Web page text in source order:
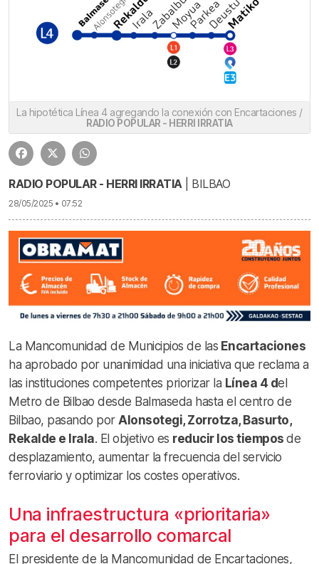
La hipotética Línea 4 agregando la conexión con Encartaciones /
RADIO POPULAR - HERRI IRRATIA
RADIO POPULAR - HERRI IRRATIA| BILBAO
28/05/2025 • 07:52
La Mancomunidad de Municipios de las Encartaciones
ha aprobado por unanimidad una iniciativa que reclama a
las instituciones competentes priorizar la Línea 4 del
Metro de Bilbao desde Balmaseda hasta el centro de
Bilbao, pasando por Alonsotegi, Zorrotza, Basurto,
Rekalde e Irala. El objetivo es reducir los tiempos de
desplazamiento, aumentar la frecuencia del servicio
ferroviario y optimizar los costes operativos.
Una infraestructura «prioritaria»
para el desarrollo comarcal
El presidente de la Mancomunidad de Encartaciones,